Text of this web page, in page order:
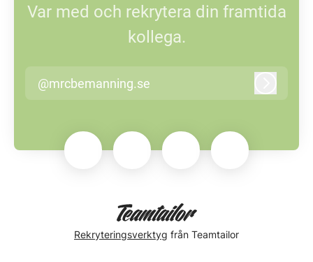
Var med och rekrytera din framtida
kollega.
@mrcbemanning.se
Rekryteringsverktyg från Teamtailor